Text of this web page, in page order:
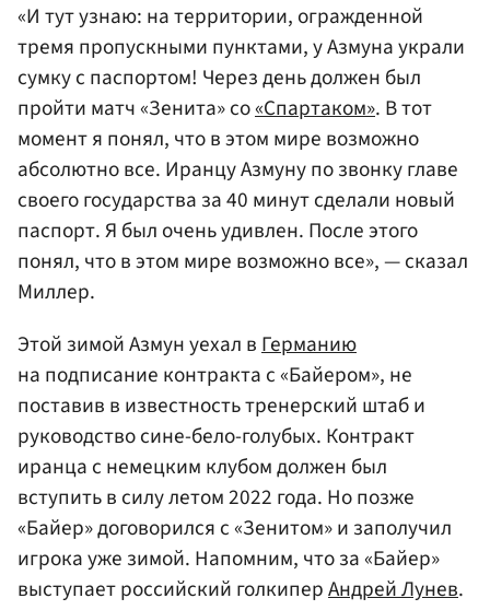
«И тут узнаю: на территории, огражденной
тремя пропускными пунктами, у Азмуна украли
сумку с паспортом! Через день должен был
пройти матч «Зенита» со«Спартаком». В тот
момент я понял, что в этом мире возможно
абсолютно все. Иранцу Азмуну по звонку главе
своего государства за 40 минут сделали новый
паспорт. Я был очень удивлен. После этого
понял, что в этом мире возможно все», — сказал
Миллер.
Этой зимой Азмун уехал в Германию
на подписание контракта с «Байером», не
поставив в известность тренерский штаб и
руководство сине-бело-голубых. Контракт
иранца с немецким клубом должен был
вступить в силу летом 2022 года. Но позже
«Байер» договорился с «Зенитом» и заполучил
игрока уже зимой. Напомним, что за «Байер»
выступает российский голкиперАндрей Лунев.